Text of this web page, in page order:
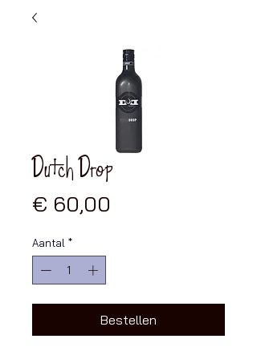
Dutch Drop
€ 60,00
Aantal *
Bestellen